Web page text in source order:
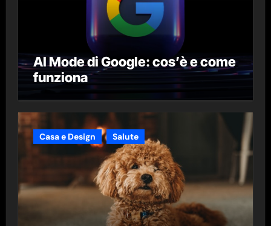
AI Mode di Google: cos’è e come
funziona
Casa e Design Salute